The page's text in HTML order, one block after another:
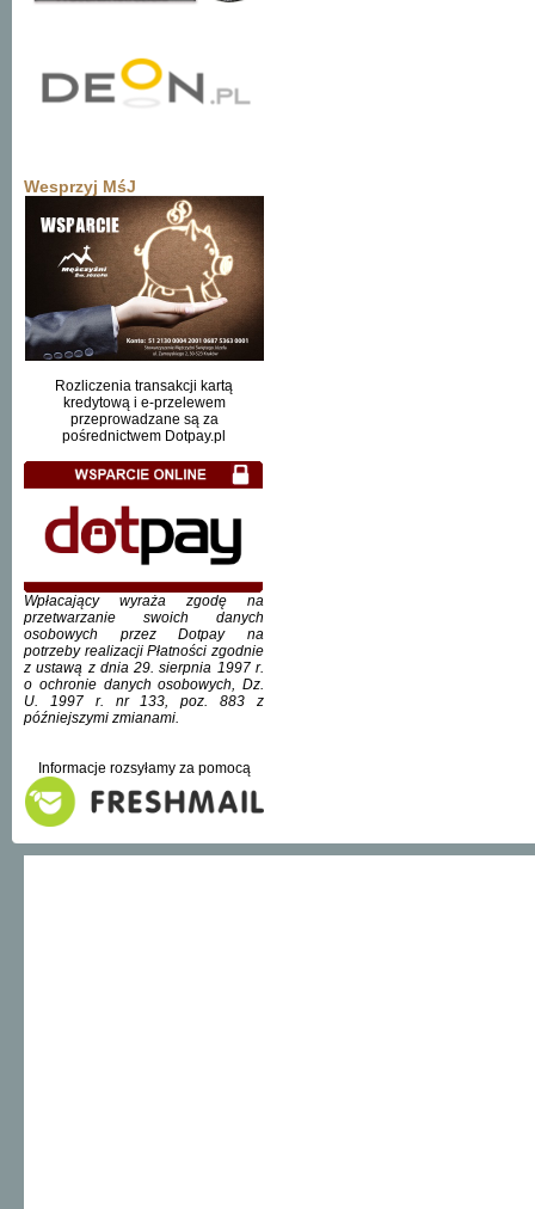
Wesprzyj MśJ
Rozliczenia transakcji kartą
kredytową i e-przelewem
przeprowadzane są za
pośrednictwem Dotpay.pl
Wpłacający wyraża zgodę na
przetwarzanie swoich danych
osobowych przez Dotpay na
potrzeby realizacji Płatności zgodnie
z ustawą z dnia 29. sierpnia 1997 r.
o ochronie danych osobowych, Dz.
U. 1997 r. nr 133, poz. 883 z
późniejszymi zmianami.
Informacje rozsyłamy za pomocą